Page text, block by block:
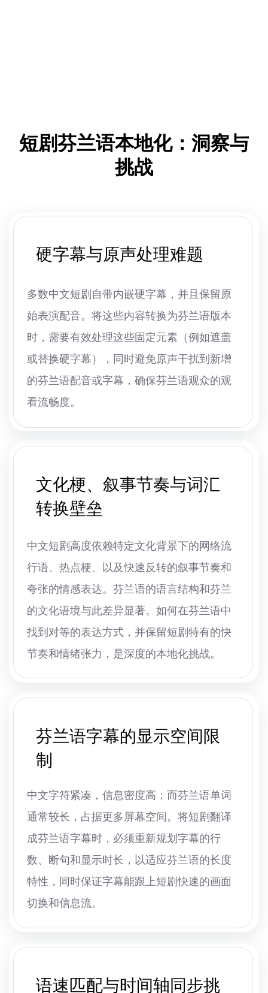
短剧芬兰语本地化：洞察与
挑战
硬字幕与原声处理难题
多数中文短剧自带内嵌硬字幕，并且保留原
始表演配音。将这些内容转换为芬兰语版本
时，需要有效处理这些固定元素（例如遮盖
或替换硬字幕），同时避免原声干扰到新增
的芬兰语配音或字幕，确保芬兰语观众的观
看流畅度。
文化梗、叙事节奏与词汇
转换壁垒
中文短剧高度依赖特定文化背景下的网络流
行语、热点梗、以及快速反转的叙事节奏和
夸张的情感表达。芬兰语的语言结构和芬兰
的文化语境与此差异显著。如何在芬兰语中
找到对等的表达方式，并保留短剧特有的快
节奏和情绪张力，是深度的本地化挑战。
芬兰语字幕的显示空间限
制
中文字符紧凑，信息密度高；而芬兰语单词
通常较长，占据更多屏幕空间。将短剧翻译
成芬兰语字幕时，必须重新规划字幕的行
数、断句和显示时长，以适应芬兰语的长度
特性，同时保证字幕能跟上短剧快速的画面
切换和信息流。
语速匹配与时间轴同步挑